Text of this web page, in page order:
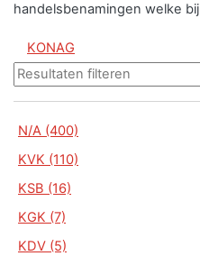
handelsbenamingen welke
KONAG
N/A (400)
KVK (110)
KSB (16)
KGK (7)
KDV (5)